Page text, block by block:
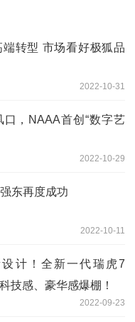
转型 市场看好极狐品
2022-10-31
，NAAA首创“数字艺
2022-10-29
东再度成功
2022-10-11
计！全新一代瑞虎7
技感、豪华感爆棚！
2022-09-23